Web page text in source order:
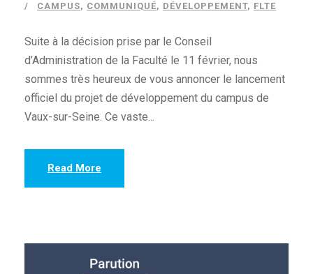
CAMPUS, COMMUNIQUÉ, DÉVELOPPEMENT, FLTE
Suite à la décision prise par le Conseil
d’Administration de la Faculté le 11 février, nous
sommes très heureux de vous annoncer le lancement
officiel du projet de développement du campus de
Vaux-sur-Seine. Ce vaste...
Read More